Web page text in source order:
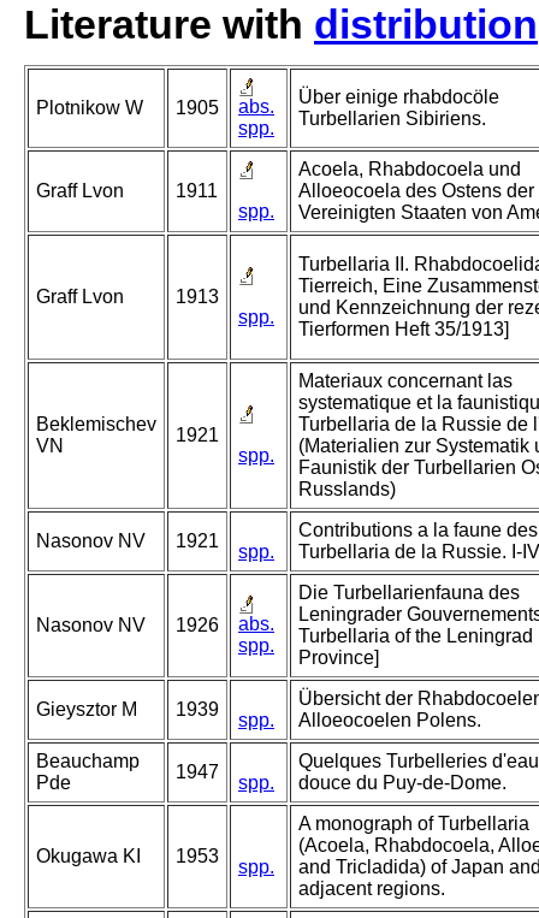
Literature with distribution
Plotnikow W 1905
abs.
spp.
Über einige rhabdocöle
Turbellarien Sibiriens.
Graff Lvon
1911
spp.
Acoela, Rhabdocoela und
Alloeocoela des Ostens der
Vereinigten Staaten von
Graff Lvon
1913
spp.
Turbellaria II.
Tierreich, Eine
und Kennzeichnung der
Tierformen Heft 35/1913]
Beklemischev
VN
1921
spp.
Materiaux concernant las
systematique et la
Turbellaria de la Russie de
(Materialien zur Systematik
Faunistik der Turbellarien
Russlands)
Nasonov NV 1921
spp.
Contributions a la faune des
Turbellaria de la Russie. I-
Nasonov NV 1926
abs.
spp.
Die Turbellarienfauna des
Leningrader
Turbellaria of the Leningrad
Province]
Gieysztor M 1939
spp.
Übersicht der
Alloeocoelen Polens.
Beauchamp
Pde
1947
spp.
Quelques Turbelleries d'eau
douce du Puy-de-Dome.
Okugawa KI 1953
spp.
A monograph of Turbellaria
(Acoela, Rhabdocoela,
and Tricladida) of Japan
adjacent regions.